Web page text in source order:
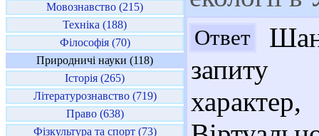
Мовознавство (215)
Техніка (188)
Філософія (70)
Природничі науки (118)
Історія (265)
Літературознавство (719)
Право (638)
Фізкультура та спорт (73)
Ответ
запиту